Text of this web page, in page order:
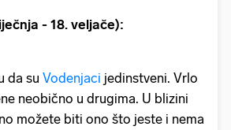
- 18. veljače):
da su Vodenjaci jedinstveni. Vrlo
neobično u drugima. U blizini
možete biti ono što jeste i nema